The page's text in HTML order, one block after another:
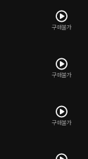
구매불가
구매불가
구매불가